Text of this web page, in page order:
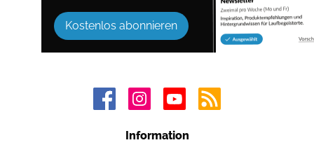
Kostenlos abonnieren
Information